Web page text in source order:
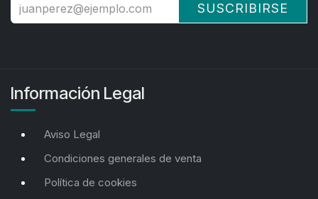
SUSCRIBIRSE
Información Legal
Aviso Legal
Condiciones generales de venta
Política de cookies